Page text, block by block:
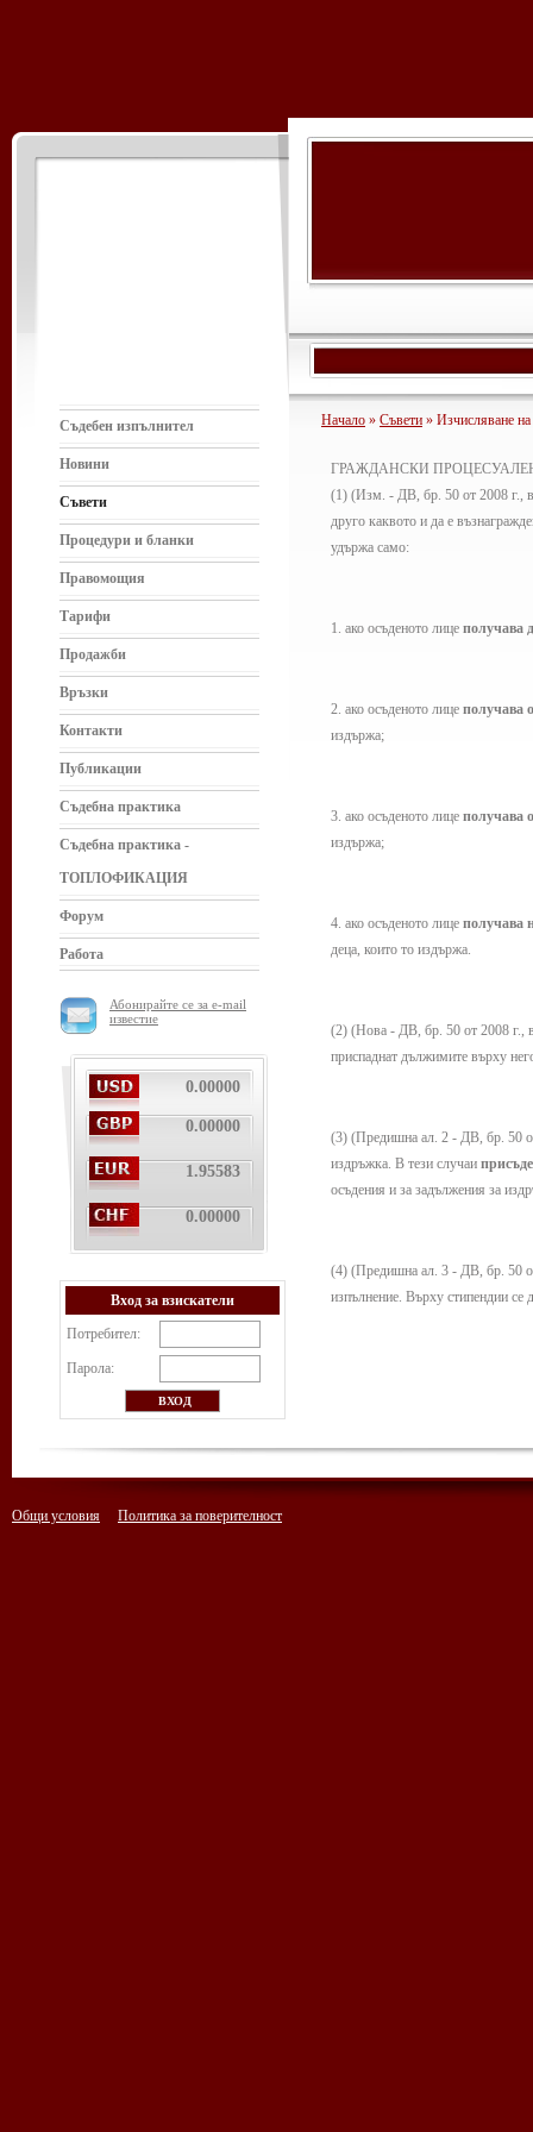
Съдебен изпълнител
Новини
Съвети
Процедури и бланки
Правомощия
Тарифи
Продажби
Връзки
Контакти
Публикации
Съдебна практика
Съдебна практика -
ТОПЛОФИКАЦИЯ
Форум
Работа
Абонирайте се за e-mail
известие
0.00000
0.00000
1.95583
0.00000
Вход за взискатели
Потребител:
Парола:
Начало » Съвети » Изчисляване
ГРАЖДАНСКИ ПРОЦЕСУАЛЕН
(1) (Изм. - ДВ, бр. 50 от 2008 г., в
друго каквото и да е
удържа само:
1. ако осъденото лице получава
2. ако осъденото лице получава
издържа;
3. ако осъденото лице получава
издържа;
4. ако осъденото лице получава
деца, които то издържа.
(2) (Нова - ДВ, бр. 50 от 2008 г., в
приспаднат дължимите върху
(3) (Предишна ал. 2 - ДВ, бр. 50
издръжка. В тези случаи
осъдения и за задължения за
(4) (Предишна ал. 3 - ДВ, бр. 50
изпълнение. Върху стипендии се
Общи условия Политика за поверителност